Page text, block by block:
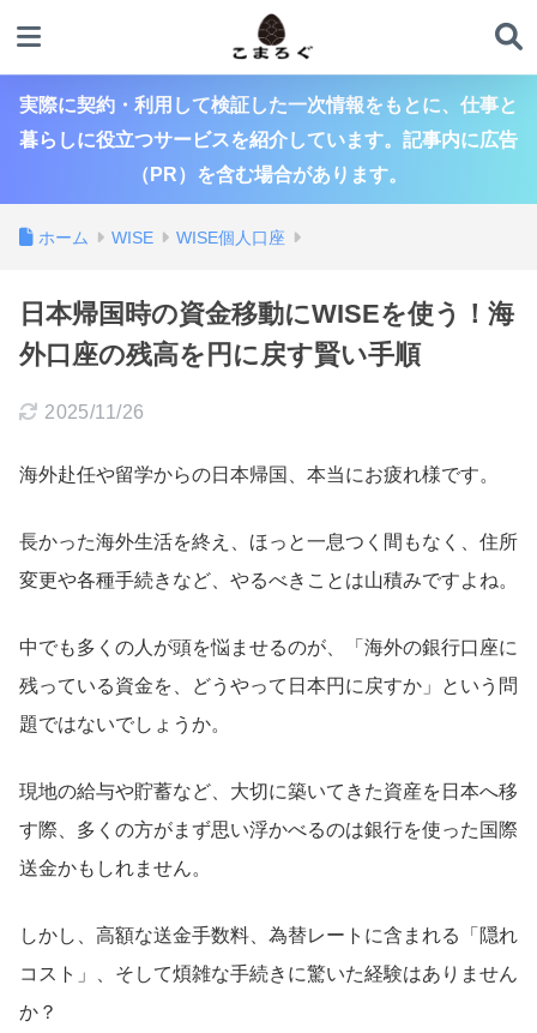
実際に契約・利用して検証した一次情報をもとに、仕事と
暮らしに役立つサービスを紹介しています。記事内に広告
（PR）を含む場合があります。
ホーム WISE WISE個人口座
日本帰国時の資金移動にWISEを使う！海
外口座の残高を円に戻す賢い手順
2025/11/26
海外赴任や留学からの日本帰国、本当にお疲れ様です。
長かった海外生活を終え、ほっと一息つく間もなく、住所
変更や各種手続きなど、やるべきことは山積みですよね。
中でも多くの人が頭を悩ませるのが、「海外の銀行口座に
残っている資金を、どうやって日本円に戻すか」という問
題ではないでしょうか。
現地の給与や貯蓄など、大切に築いてきた資産を日本へ移
す際、多くの方がまず思い浮かべるのは銀行を使った国際
送金かもしれません。
しかし、高額な送金手数料、為替レートに含まれる「隠れ
コスト」、そして煩雑な手続きに驚いた経験はありません
か？